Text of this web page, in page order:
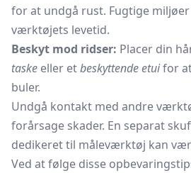
for at undgå rust. Fugtige
værktøjets levetid.
Beskyt mod ridser: Placer din
taske eller etbeskyttende etuifor
buler.
Undgå kontakt med andre
forårsage skader. En separat
dedikeret til måleværktøj kan
Ved at følge disse